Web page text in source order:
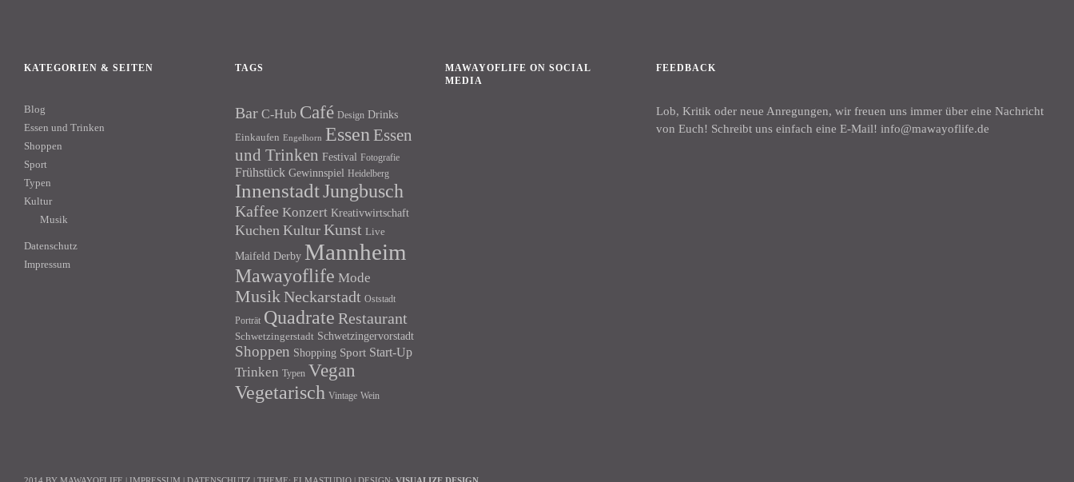
KATEGORIEN & SEITEN
Blog
Essen und Trinken
Shoppen
Sport
Typen
Kultur
Musik
Datenschutz
Impressum
TAGS
Bar C-Hub Café Design Drinks
Einkaufen Engelhorn Essen Essen
und Trinken Festival Fotografie
Frühstück Gewinnspiel Heidelberg
InnenstadtJungbusch
Kaffee Konzert Kreativwirtschaft
Kuchen Kultur Kunst Live
Maifeld Derby Mannheim
Mawayoflife Mode
MusikNeckarstadt Oststadt
Porträt Quadrate Restaurant
Schwetzingerstadt Schwetzingervorstadt
Shoppen Shopping Sport Start-Up
Trinken Typen Vegan
Vegetarisch Vintage Wein
MAWAYOFLIFE ON SOCIAL
MEDIA
FEEDBACK
Lob, Kritik oder neue Anregungen, wir freuen uns immer über eine Nachricht
von Euch! Schreibt uns einfach eine E-Mail! info@mawayoflife.de